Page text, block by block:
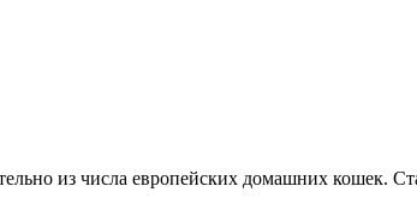
из числа европейских домашних кошек.